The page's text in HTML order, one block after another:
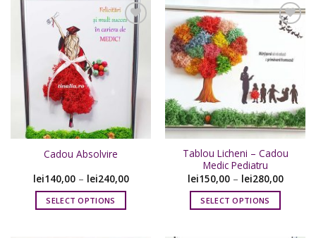
mai
multe
variații.
Opțiunile
pot
fi
alese
în
pagina
produsului.
are
mai
multe
variații.
Opțiunile
pot
alese
în
pagina
produsului.
Adaugare
favorite
Cadou Absolvire
lei140,00– lei240,00
SELECT OPTIONS
Adaugare
Tablou Licheni – Cadou
Medic Pediatru
lei150,00– lei280,00
SELECT OPTIONS